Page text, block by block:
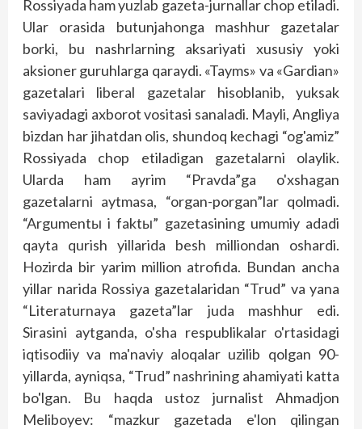
Rossiyada ham yuzlab gazeta-jurnallar chop etiladi.
Ular orasida butunjahonga mashhur gazetalar
borki, bu nashrlarning aksariyati xususiy yoki
aksioner guruhlarga qaraydi. «Tayms» va «Gardian»
gazetalari liberal gazetalar hisoblanib, yuksak
saviyadagi axborot vositasi sanaladi. Mayli, Ang­liya
bizdan har jihatdan olis, shundoq kechagi “og'amiz”
Rossiyada chop etiladigan gazetalarni olaylik.
Ularda ham ayrim “Pravda”ga o'xshagan
gazetalarni aytmasa, “organ-porgan”lar qolmadi.
“Argumentы i faktы” gazetasining umumiy adadi
qayta qurish yillarida besh milliondan oshardi.
Hozirda bir yarim million atrofida. Bundan ancha
yillar narida Rossiya gazetalaridan “Trud” va yana
“Literaturnaya gazeta”lar juda mashhur edi.
Sirasini aytganda, o'sha respublikalar o'rtasidagi
iqtisodiiy va ma'naviy aloqalar uzilib qolgan 90-
yillarda, ayniqsa, “Trud” nashrining ahamiyati katta
bo'lgan. Bu haqda ustoz jurnalist Ahmadjon
Meliboyev: “mazkur gazetada e'lon qilingan